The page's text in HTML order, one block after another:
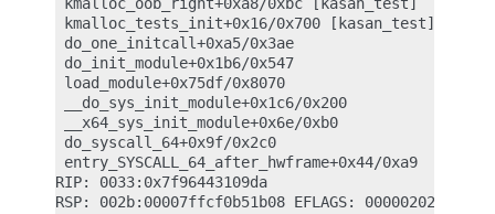
kmalloc_tests_init+0x16/0x700 [kasan_test]
do_one_initcall+0xa5/0x3ae
do_init_module+0x1b6/0x547
load_module+0x75df/0x8070
__do_sys_init_module+0x1c6/0x200
__x64_sys_init_module+0x6e/0xb0
do_syscall_64+0x9f/0x2c0
entry_SYSCALL_64_after_hwframe+0x44/0xa9
RIP: 0033:0x7f96443109da
RSP: 002b:00007ffcf0b51b08 EFLAGS: 00000202